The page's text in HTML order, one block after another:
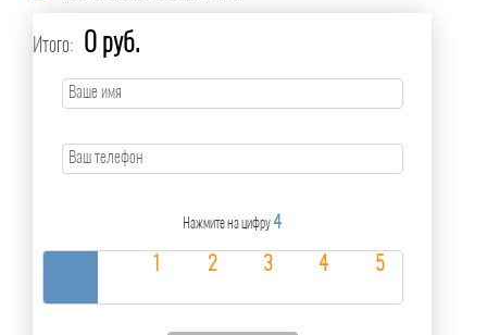
Итого: 0 руб.
Нажмите на цифру 4